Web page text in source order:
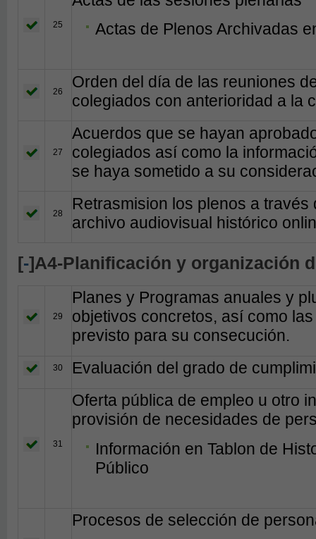
25
Actas de Plenos Archivadas
26
Orden del día de las reuniones
colegiados con anterioridad a la
27
Acuerdos que se hayan
colegiados así como la
se haya sometido a su
28
Retrasmision los plenos a
archivo audiovisual histórico
[-]A4-Planificación y organización
29
Planes y Programas anuales y
objetivos concretos, así como
previsto para su consecución.
30 Evaluación del grado de
31
Oferta pública de empleo u otro
provisión de necesidades de
Información en Tablon de
Público
Procesos de selección de